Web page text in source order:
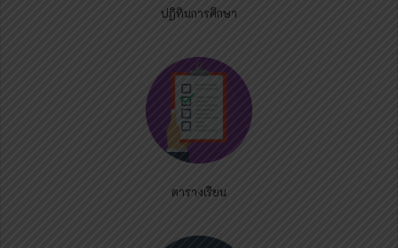
ปฏิทินการศึกษา
ตารางเรียน